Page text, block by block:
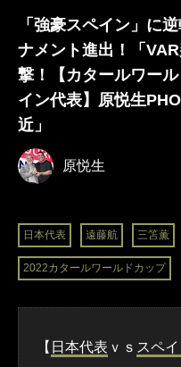
「強豪スペイン」に
ナメント進出！「
撃！【カタールワー
イン代表】原悦生
近」
原悦生
日本代表 遠藤航 三笘薫
2022カタールワールドカップ
【 日本代表 ｖｓ スペ